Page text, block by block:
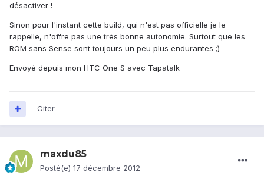
désactiver !
Sinon pour l'instant cette build, qui n'est pas officielle je le
rappelle, n'offre pas une très bonne autonomie. Surtout que les
ROM sans Sense sont toujours un peu plus endurantes ;)
Envoyé depuis mon HTC One S avec Tapatalk
Citer
maxdu85
Posté(e) 17 décembre 2012